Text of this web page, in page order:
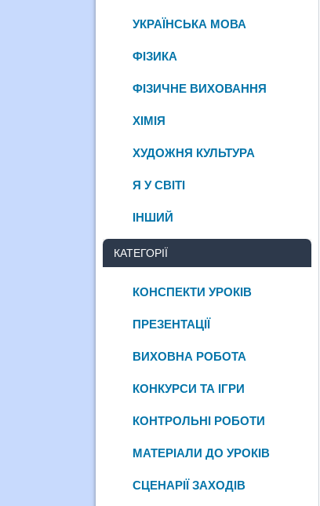
УКРАЇНСЬКА МОВА
ФІЗИКА
ФІЗИЧНЕ ВИХОВАННЯ
ХІМІЯ
ХУДОЖНЯ КУЛЬТУРА
Я У СВІТІ
ІНШИЙ
КАТЕГОРІЇ
КОНСПЕКТИ УРОКІВ
ПРЕЗЕНТАЦІЇ
ВИХОВНА РОБОТА
КОНКУРСИ ТА ІГРИ
КОНТРОЛЬНІ РОБОТИ
МАТЕРІАЛИ ДО УРОКІВ
СЦЕНАРІЇ ЗАХОДІВ